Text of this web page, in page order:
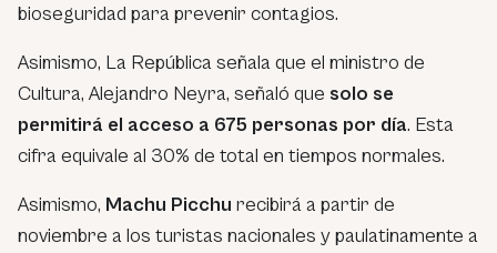
bioseguridad para prevenir contagios.
Asimismo, La República señala que el ministro de
Cultura, Alejandro Neyra, señaló que solo se
permitirá el acceso a 675 personas por día. Esta
cifra equivale al 30% de total en tiempos normales.
Asimismo, Machu Picchu recibirá a partir de
noviembre a los turistas nacionales y paulatinamente a